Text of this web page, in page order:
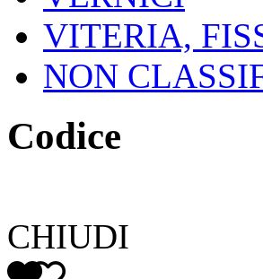
VITERIA,
NON
Codice
CHIUDI